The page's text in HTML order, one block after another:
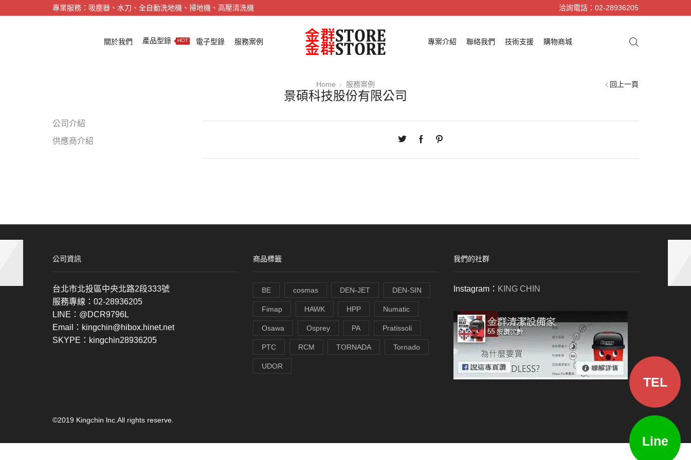
專業服務：吸塵器、水刀、全自動洗地機、掃地機、高壓清洗機 洽詢電話：02-28936205
關於我們 產品型錄 HOT 電子型錄 服務案例 專案介紹 聯絡我們 技術支援 購物商城
回上一頁
Home 服務案例
景碩科技股份有限公司
公司介紹
供應商介紹
公司資訊
台北市北投區中央北路2段333號
服務專線：02-28936205
LINE：@DCR9796L
Email：kingchin@hibox.hinet.net
SKYPE：kingchin28936205
商品標籤
BE cosmas DEN-JET DEN-SIN
Fimap HAWK HPP Numatic
Osawa Osprey PA Pratissoli
PTC RCM TORNADA Tornado
UDOR
我們的社群
Instagram： KING CHIN
©2019 Kingchin lnc.All rights reserve.
TEL
Line